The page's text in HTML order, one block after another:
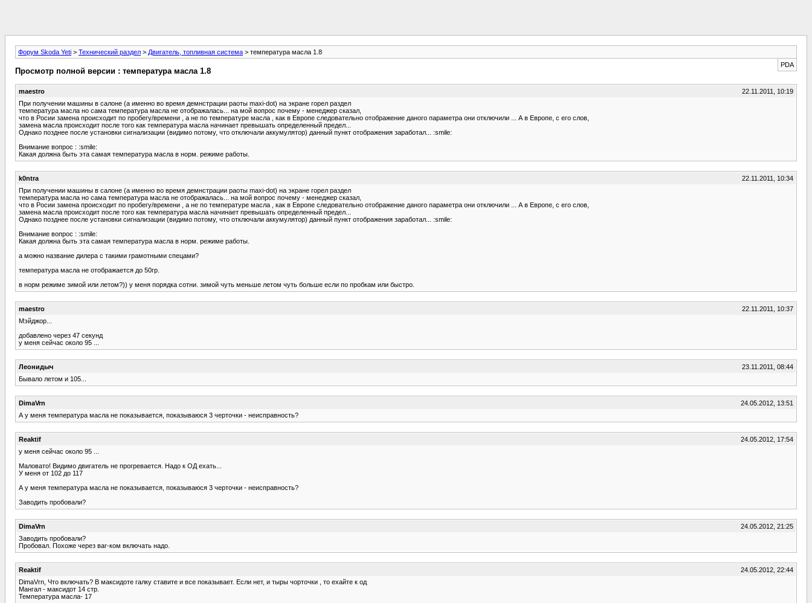
Форум Skoda Yeti > Технический раздел > Двигатель, топливная система > температура масла 1.8
PDA
Просмотр полной версии : температура масла 1.8
maestro
22.11.2011, 10:19
При получении машины в салоне (а именно во время демнстрации раоты maxi-dot) на экране горел раздел
температура масла но сама температура масла не отображалась... на мой вопрос почему - менеджер сказал,
что в Росии замена происходит по пробегу/времени , а не по температуре масла , как в Европе следовательно отображение даного параметра они отключили ... А в Европе, с его слов,
замена масла происходит после того как температура масла начинает превышать определенный предел...
Однако позднее после установки сигнализации (видимо потому, что отключали аккумулятор) данный пункт отображения заработал... :smile:
Внимание вопрос : :smile:
Какая должна быть эта самая температура масла в норм. режиме работы.
k0ntra
22.11.2011, 10:34
При получении машины в салоне (а именно во время демнстрации раоты maxi-dot) на экране горел раздел
температура масла но сама температура масла не отображалась... на мой вопрос почему - менеджер сказал,
что в Росии замена происходит по пробегу/времени , а не по температуре масла , как в Европе следовательно отображение даного параметра они отключили ... А в Европе, с его слов,
замена масла происходит после того как температура масла начинает превышать определенный предел...
Однако позднее после установки сигнализации (видимо потому, что отключали аккумулятор) данный пункт отображения заработал... :smile:
Внимание вопрос : :smile:
Какая должна быть эта самая температура масла в норм. режиме работы.
а можно название дилера с такими грамотными спецами?
температура масла не отображается до 50гр.
в норм режиме зимой или летом?)) у меня порядка сотни. зимой чуть меньше летом чуть больше если по пробкам или быстро.
maestro
22.11.2011, 10:37
Мэйджор...
добавлено через 47 секунд
у меня сейчас около 95 ...
Леонидыч
23.11.2011, 08:44
Бывало летом и 105...
DimaVrn
24.05.2012, 13:51
А у меня температура масла не показывается, показываюся 3 черточки - неисправность?
Reaktif
24.05.2012, 17:54
у меня сейчас около 95 ...
Маловато! Видимо двигатель не прогревается. Надо к ОД ехать...
У меня от 102 до 117
А у меня температура масла не показывается, показываюся 3 черточки - неисправность?
Заводить пробовали?
DimaVrn
24.05.2012, 21:25
Заводить пробовали?
Пробовал. Похоже через ваг-ком включать надо.
Reaktif
24.05.2012, 22:44
DimaVrn, Что включать? В максидоте галку ставите и все показывает. Если нет, и тыры чорточки , то ехайте к од
Мангал - максидот 14 стр.
Температура масла- 17